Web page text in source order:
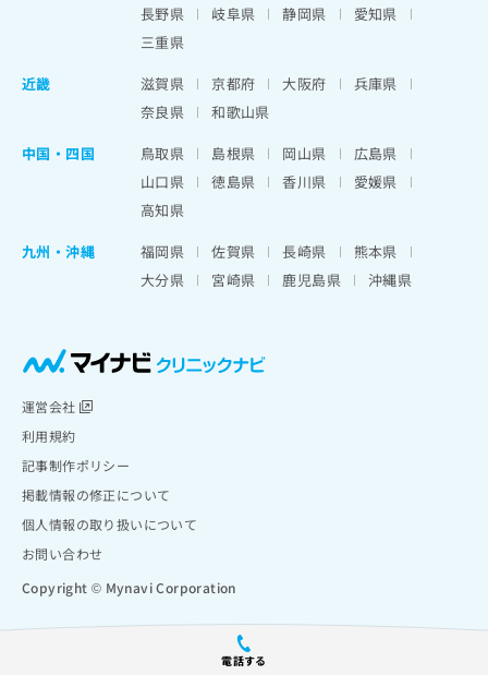
電話する
長野県
岐阜県 静岡県
愛知県
三重県
近畿
滋賀県 京都府 大阪府
兵庫県
奈良県
和歌山県
中国・四国
鳥取県 島根県 岡山県
広島県
山口県
徳島県 香川県
愛媛県
高知県
九州・沖縄
福岡県 佐賀県 長崎県
熊本県
大分県
宮崎県 鹿児島県 沖縄県
運営会社
利用規約
記事制作ポリシー
掲載情報の修正について
個人情報の取り扱いについて
お問い合わせ
Copyright © Mynavi Corporation